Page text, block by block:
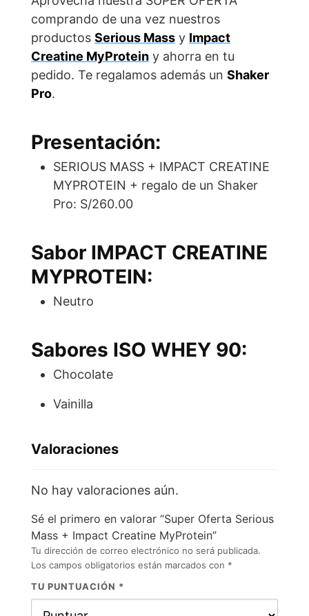
o
o
k
A
p
p
comprando de una vez nuestros
productos Serious Massy Impact
Creatine MyProteiny ahorra en tu
pedido. Te regalamos además un Shaker
Pro.
Presentación:
SERIOUS MASS + IMPACT CREATINE
MYPROTEIN + regalo de un Shaker
Pro: S/260.00
Sabor IMPACT CREATINE
MYPROTEIN:
Neutro
Sabores ISO WHEY 90:
Chocolate
Vainilla
Valoraciones
No hay valoraciones aún.
Sé el primero en valorar “Super Oferta Serious
Mass + Impact Creatine MyProtein”
Tu dirección de correo electrónico no será publicada.
Los campos obligatorios están marcados con *
TU PUNTUACIÓN *